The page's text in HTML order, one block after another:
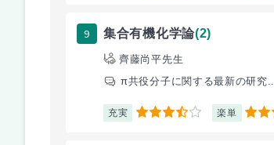
9 集合有機化学論(2)
齊藤尚平先生
π共役分子に関する最新の研究...
充実 3.5 楽単 4